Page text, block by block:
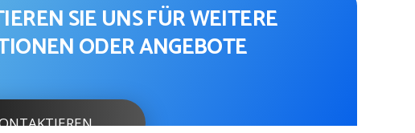
SIE UNS FÜR WEITERE
ODER ANGEBOTE